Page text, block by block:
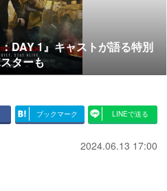
DAY 1』キャストが語る特別
ターも
ブックマーク LINEで送る
2024.06.13 17:00